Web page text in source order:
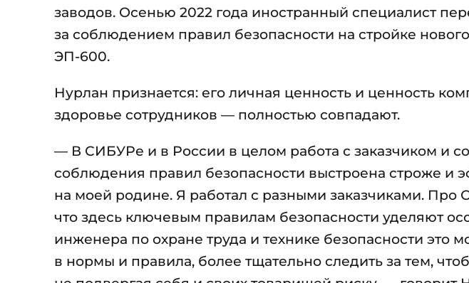
заводов. Осенью 2022 года иностранный специалист
за соблюдением правил безопасности на стройке
ЭП-600.
Нурлан признается: его личная ценность и ценность
здоровье сотрудников — полностью совпадают.
— В СИБУРе и в России в целом работа с заказчиком и
соблюдения правил безопасности выстроена строже и
на моей родине. Я работал с разными заказчиками. Про
что здесь ключевым правилам безопасности уделяют
инженера по охране труда и технике безопасности это
в нормы и правила, более тщательно следить за тем,